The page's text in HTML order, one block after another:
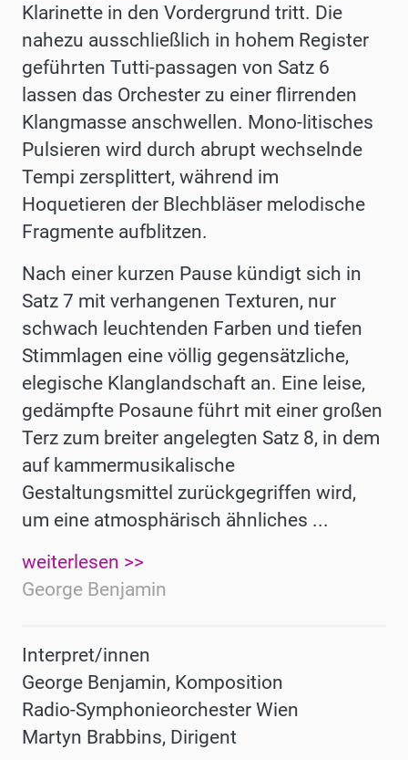
Klarinette in den Vordergrund tritt. Die
nahezu ausschließlich in hohem Register
geführten Tutti-passagen von Satz 6
lassen das Orchester zu einer flirrenden
Klangmasse anschwellen. Mono-litisches
Pulsieren wird durch abrupt wechselnde
Tempi zersplittert, während im
Hoquetieren der Blechbläser melodische
Fragmente aufblitzen.
Nach einer kurzen Pause kündigt sich in
Satz 7 mit verhangenen Texturen, nur
schwach leuchtenden Farben und tiefen
Stimmlagen eine völlig gegensätzliche,
elegische Klanglandschaft an. Eine leise,
gedämpfte Posaune führt mit einer großen
Terz zum breiter angelegten Satz 8, in dem
auf kammer­musikalische
Gestaltungsmittel zurückgegriffen wird,
um eine atmosphärisch ähnliches ...
weiterlesen >>
George Benjamin
Interpret/innen
George Benjamin, Komposition
Radio-Symphonieorchester Wien
Martyn Brabbins, Dirigent